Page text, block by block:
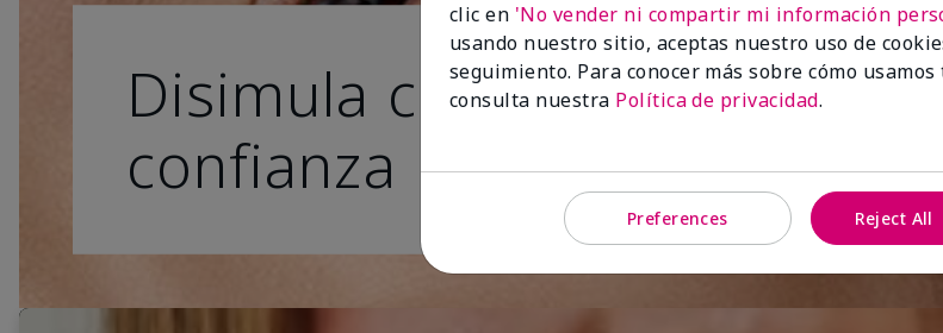
Disimula con
confianza
clic en 'No vender ni compartir mi información
usando nuestro sitio, aceptas nuestro uso de
seguimiento. Para conocer más sobre cómo
consulta nuestra Política de privacidad.
Preferences Reject All